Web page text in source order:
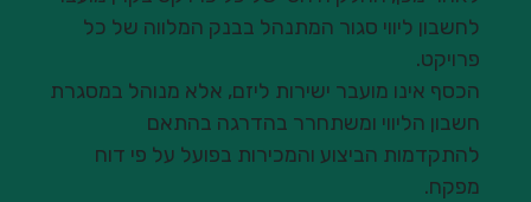
לחשבון ליווי סגור המתנהל בבנק המלווה של כל
פרויקט.
הכסף אינו מועבר ישירות ליזם, אלא מנוהל במסגרת
חשבון הליווי ומשתחרר בהדרגה בהתאם
להתקדמות הביצוע והמכירות בפועל על פי דוח
מפקח.